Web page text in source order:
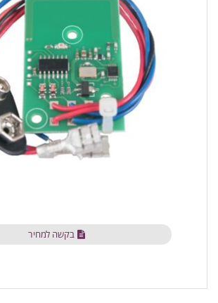
בקשה למחיר